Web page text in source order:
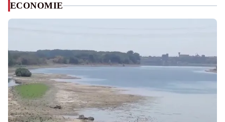
ECONOMIE